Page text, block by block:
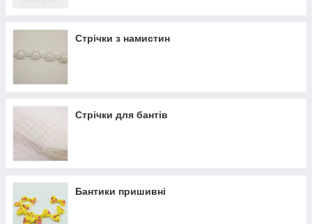
Стрічки з намистин
Стрічки для бантів
Бантики пришивні